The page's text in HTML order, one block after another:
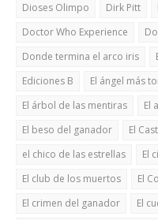
Dioses Olimpo
Dirk Pitt
Doctor Who Experience
Donde termina el arco iris
Ediciones B
El ángel más
El árbol de las mentiras
El
El beso del ganador
El
el chico de las estrellas
El
El club de los muertos
El
El crimen del ganador
El